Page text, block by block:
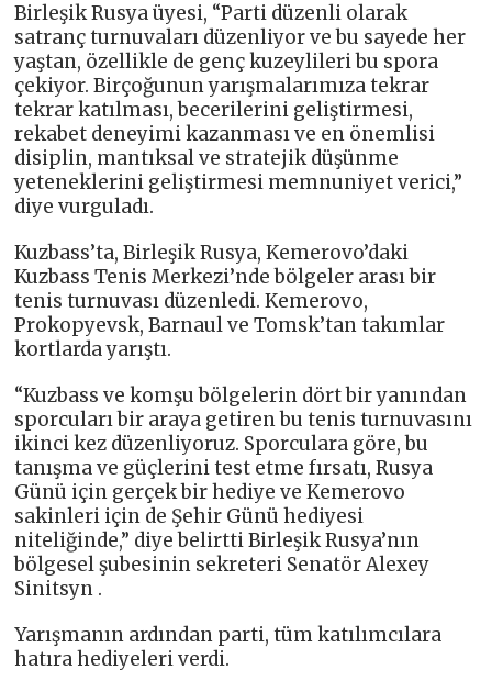
Birleşik Rusya üyesi, “Parti düzenli olarak
satranç turnuvaları düzenliyor ve bu sayede her
yaştan, özellikle de genç kuzeylileri bu spora
çekiyor. Birçoğunun yarışmalarımıza tekrar
tekrar katılması, becerilerini geliştirmesi,
rekabet deneyimi kazanması ve en önemlisi
disiplin, mantıksal ve stratejik düşünme
yeteneklerini geliştirmesi memnuniyet verici,”
diye vurguladı.
Kuzbass’ta, Birleşik Rusya, Kemerovo’daki
Kuzbass Tenis Merkezi’nde bölgeler arası bir
tenis turnuvası düzenledi. Kemerovo,
Prokopyevsk, Barnaul ve Tomsk’tan takımlar
kortlarda yarıştı.
“Kuzbass ve komşu bölgelerin dört bir yanından
sporcuları bir araya getiren bu tenis turnuvasını
ikinci kez düzenliyoruz. Sporculara göre, bu
tanışma ve güçlerini test etme fırsatı, Rusya
Günü için gerçek bir hediye ve Kemerovo
sakinleri için de Şehir Günü hediyesi
niteliğinde,” diye belirtti Birleşik Rusya’nın
bölgesel şubesinin sekreteri Senatör Alexey
Sinitsyn .
Yarışmanın ardından parti, tüm katılımcılara
hatıra hediyeleri verdi.